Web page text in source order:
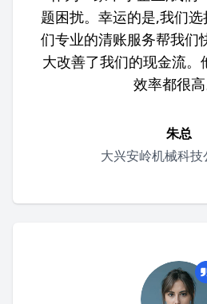
题困扰。幸运的是,我们
们专业的清账服务帮我们
大改善了我们的现金流。
效率都很高
朱总
大兴安岭机械科技